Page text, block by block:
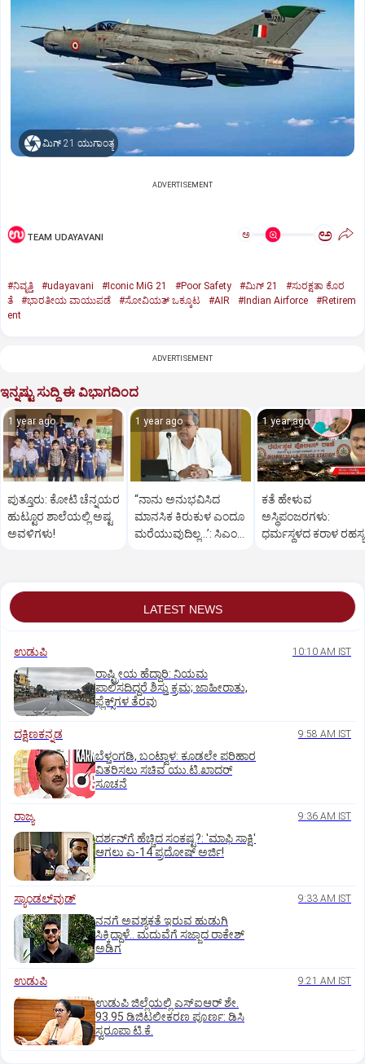
ಮಿಗ್‌ 21 ಯುಗಾಂತ್ಯ
ADVERTISEMENT
TEAM UDAYAVANI ಅ ಅ
#ನಿವೃತ್ತಿ #udayavani #Iconic MiG 21 #Poor Safety #ಮಿಗ್‌ 21
#ಸುರಕ್ಷತಾ ಕೊರ
ತೆ
#ಭಾರತೀಯ ವಾಯುಪಡೆ #ಸೋವಿಯತ್‌ ಒಕ್ಕೂಟ #AIR #Indian Airforce
#Retirem
ent
ADVERTISEMENT
ಇನ್ನಷ್ಟು ಸುದ್ದಿ ಈ ವಿಭಾಗದಿಂದ
1 year ago
ಪುತ್ತೂರು: ಕೋಟಿ ಚೆನ್ನಯರ
ಹುಟ್ಟೂರ ಶಾಲೆಯಲ್ಲಿ ಅಷ್ಟ
ಅವಳಿಗಳು!
1 year ago
“ನಾನು ಅನುಭವಿಸಿದ
ಮಾನಸಿಕ ಕಿರುಕುಳ ಎಂದೂ
ಮರೆಯುವುದಿಲ್ಲ…’: ಸಿಎಂ
1 year ago
ಕತೆ ಹೇಳುವ
ಅಸ್ಥಿಪಂಜರಗಳು:
ಧರ್ಮಸ್ಥಳದ‌ ಕರಾಳ ರಹಸ್ಯ
LATEST NEWS
ಉಡುಪಿ 10:10 AM IST
ರಾಷ್ಟ್ರೀಯ ಹೆದ್ದಾರಿ: ನಿಯಮ
ಪಾಲಿಸದಿದ್ದರೆ ಶಿಸ್ತು ಕ್ರಮ; ಜಾಹೀರಾತು,
ಫ್ಲೆಕ್ಸ್‌ಗಳ ತೆರವು
ದಕ್ಷಿಣಕನ್ನಡ 9:58 AM IST
ಬೆಳ್ತಂಗಡಿ, ಬಂಟ್ವಾಳ: ಕೂಡಲೇ ಪರಿಹಾರ
ವಿತರಿಸಲು ಸಚಿವ ಯು.ಟಿ.ಖಾದರ್‌
ಸೂಚನೆ
ರಾಜ್ಯ 9:36 AM IST
ದರ್ಶನ್‌ಗೆ ಹೆಚ್ಚಿದ ಸಂಕಷ್ಟ?: 'ಮಾಫಿ ಸಾಕ್ಷಿ'
ಆಗಲು ಎ-14 ಪ್ರದೋಷ್ ಅರ್ಜಿ!
ಸ್ಯಾಂಡಲ್‌ವುಡ್‌ 9:33 AM IST
ನನಗೆ ಅವಶ್ಯಕತೆ ಇರುವ ಹುಡುಗಿ
ಸಿಕ್ಕಿದ್ದಾಳೆ.. ಮದುವೆಗೆ ಸಜ್ಜಾದ ರಾಕೇಶ್
ಅಡಿಗ
ಉಡುಪಿ 9:21 AM IST
ಉಡುಪಿ ಜಿಲ್ಲೆಯಲ್ಲಿ ಎಸ್‌ಐಆರ್‌ ಶೇ.
93.95 ಡಿಜಿಟಲೀಕರಣ ಪೂರ್ಣ: ಡಿಸಿ
ಸ್ವರೂಪಾ ಟಿ.ಕೆ.